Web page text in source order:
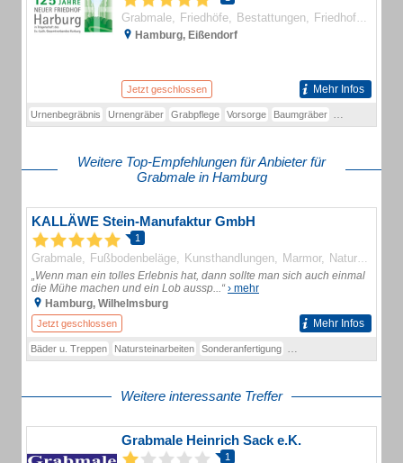
Grabmale Friedhöfe Bestattungen Friedhofsgärtnereien
Hamburg, Eißendorf
Jetzt geschlossen Mehr Infos
Urnenbegräbnis Urnengräber Grabpflege Vorsorge Baumgräber
Weitere Top-Empfehlungen für Anbieter für
Grabmale in Hamburg
KALLÄWE Stein-Manufaktur GmbH
1
Grabmale Fußbodenbeläge Kunsthandlungen Marmor Natursteine
„Wenn man ein tolles Erlebnis hat, dann sollte man sich auch einmal
die Mühe machen und ein Lob aussp...“› mehr
Hamburg, Wilhelmsburg
Jetzt geschlossen Mehr Infos
Bäder u. Treppen Natursteinarbeiten Sonderanfertigung
Weitere interessante Treffer
Grabmale Heinrich Sack e.K.
1